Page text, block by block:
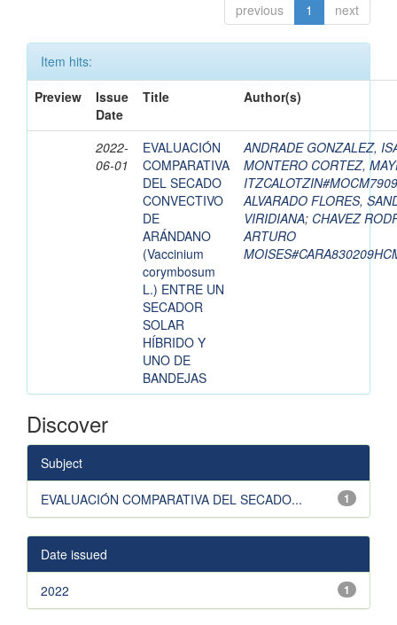
previous 1 next
Item hits:
Preview
Issue
Date
Title Author(s)
2022-
06-01
EVALUACIÓN
COMPARATIVA
DEL SECADO
CONVECTIVO
DE
ARÁNDANO
(Vaccinium
corymbosum
L.) ENTRE UN
SECADOR
SOLAR
HÍBRIDO Y
UNO DE
BANDEJAS
ANDRADE GONZALEZ,
MONTERO CORTEZ,
ALVARADO FLORES,
VIRIDIANA; CHAVEZ
ARTURO
Discover
Subject
1
EVALUACIÓN COMPARATIVA DEL SECADO...
Date issued
1
2022